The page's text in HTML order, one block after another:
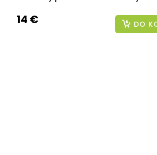
14 € DO